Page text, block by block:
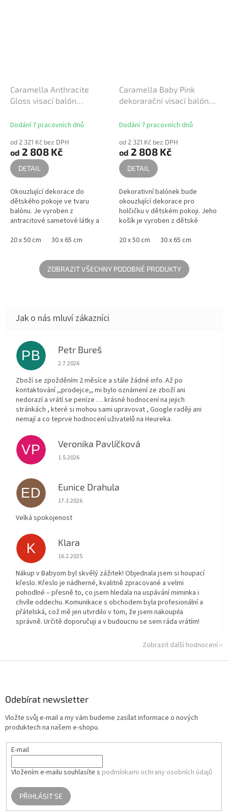
Caramella Anthracite
Gloss visací balón
Dodání 7 pracovních dnů
od 2 321 Kč bez DPH
od 2 808 Kč
DETAIL
Okouzlující dekorace do
dětského pokoje ve tvaru
balónu. Je vyroben z
antracitové sametové látky a
znakem. Dekorační balón má
20 x 50 cm 30 x 65 cm
Caramella Baby Pink
dekorarační visací balón
Dodání 7 pracovních dnů
od 2 321 Kč bez DPH
od 2 808 Kč
DETAIL
Dekorativní balónek bude
okouzlující dekorace pro
holčičku v dětském pokoji. Jeho
košík je vyroben z dětské
balónek z bílé a růžové barvy.
20 x 50 cm 30 x 65 cm
ZOBRAZIT VŠECHNY PODOBNÉ PRODUKTY
PB Petr Bureš
Hodnocení obchodu je 1 z 5 hvězdiček.
2.7.2026
Zboží se zpožděním 2 měsíce a stále žádné info. Až po
kontaktování ,,prodejce,, mi bylo oznámení ze zboží ani
nedorazí a vrátí se peníze … krásné hodnocení na jejich
stránkách , které si mohou sami upravovat , Google raději ani
nemají a co teprve hodnocení uživatelů na Heureka.
VP Veronika Pavlíčková
Hodnocení obchodu je 5 z 5 hvězdiček.
1.5.2026
ED Eunice Drahula
Hodnocení obchodu je 5 z 5 hvězdiček.
17.3.2026
Velká spokojenost
K Klara
Hodnocení obchodu je 5 z 5 hvězdiček.
16.2.2025
Nákup v Babyom byl skvělý zážitek! Objednala jsem si houpací
křeslo. Křeslo je nádherné, kvalitně zpracované a velmi
pohodlné – přesně to, co jsem hledala na uspávání miminka i
chvíle oddechu. Komunikace s obchodem byla profesionální a
přátelská, což mě jen utvrdilo v tom, že jsem nakoupila
správně. Určitě doporučuji a v budoucnu se sem ráda vrátím!
Zobrazit další hodnocení
Odebírat newsletter
Vložte svůj e-mail a my vám budeme zasílat informace o nových
produktech na našem e-shopu.
E-mail
Vložením e-mailu souhlasíte s podmínkami ochrany osobních údajů
PŘIHLÁSIT SE